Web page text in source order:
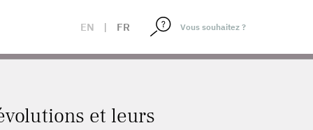
EN | FR
et leurs